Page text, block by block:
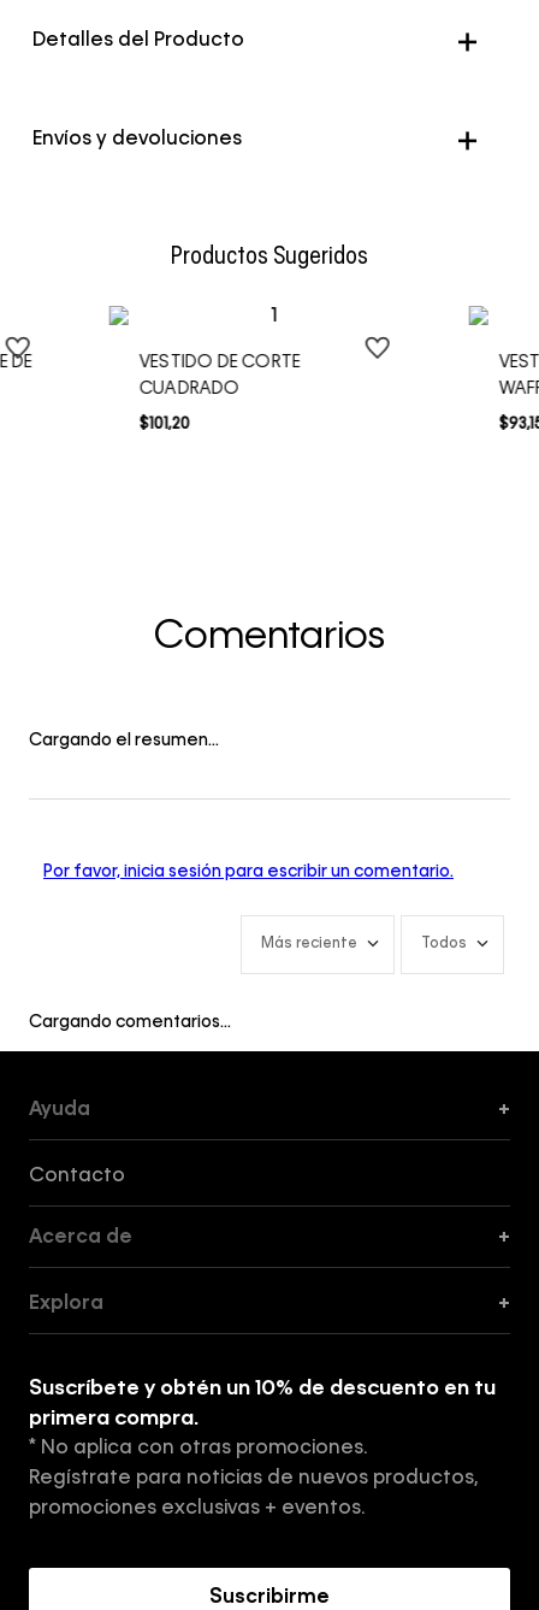
Detalles del Producto
Genero Mujer
Envíos y devoluciones
Productos Sugeridos
DE
VESTIDO DE CORTE
CUADRADO
$101,20 $93,
Comentarios
Cargando el resumen…
Por favor, inicia sesión para escribir un comentario.
Más reciente Todos
Cargando comentarios…
Ayuda +
Contacto
Acerca de +
Tiendas
Aviso de privacidad
Términos y Condiciones
Explora +
Suscríbete y obtén un 10% de descuento en tu
primera compra.
* No aplica con otras promociones.
Regístrate para noticias de nuevos productos,
promociones exclusivas + eventos.
Suscribirme